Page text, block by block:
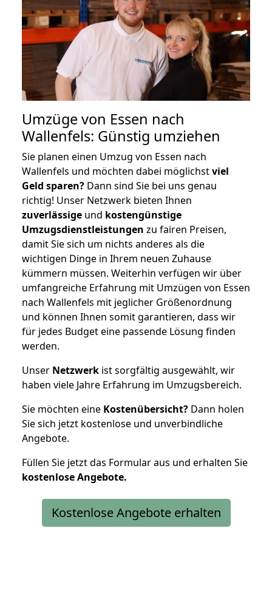
Umzüge von Essen nach
Wallenfels: Günstig umziehen
Sie planen einen Umzug von Essen nach
Wallenfels und möchten dabei möglichstviel
Geld sparen? Dann sind Sie bei uns genau
richtig! Unser Netzwerk bieten Ihnen
zuverlässige und kostengünstige
Umzugsdienstleistungen zu fairen Preisen,
damit Sie sich um nichts anderes als die
wichtigen Dinge in Ihrem neuen Zuhause
kümmern müssen. Weiterhin verfügen wir über
umfangreiche Erfahrung mit Umzügen von Essen
nach Wallenfels mit jeglicher Größenordnung
und können Ihnen somit garantieren, dass wir
für jedes Budget eine passende Lösung finden
werden.
Unser Netzwerk ist sorgfältig ausgewählt, wir
haben viele Jahre Erfahrung im Umzugsbereich.
Sie möchten eine Kostenübersicht? Dann holen
Sie sich jetzt kostenlose und unverbindliche
Angebote.
Füllen Sie jetzt das Formular aus und erhalten Sie
kostenloseAngebote.
Kostenlose Angebote erhalten